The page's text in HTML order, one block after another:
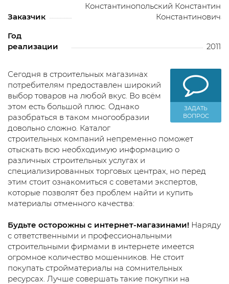
Заказчик
Константинопольский Константин
Константинович
Год
реализации
2011
ЗАДАТЬ
ВОПРОС
Сегодня в строительных магазинах
потребителям предоставлен широкий
выбор товаров на любой вкус. Во всём
этом есть большой плюс. Однако
разобраться в таком многообразии
довольно сложно. Каталог
строительных компаний непременно поможет
отыскать всю необходимую информацию о
различных строительных услугах и
специализированных торговых центрах, но перед
этим стоит ознакомиться с советами экспертов,
которые позволят без проблем найти и купить
материалы отменного качества:
Будьте осторожны с интернет-магазинами! Наряду
с ответственными и профессиональными
строительными фирмами в интернете имеется
огромное количество мошенников. Не стоит
покупать стройматериалы на сомнительных
ресурсах. Лучше совершать такие покупки на